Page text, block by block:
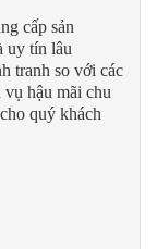
cấp sản
uy tín lâu
tranh so với các
hậu mãi chu
quý khách